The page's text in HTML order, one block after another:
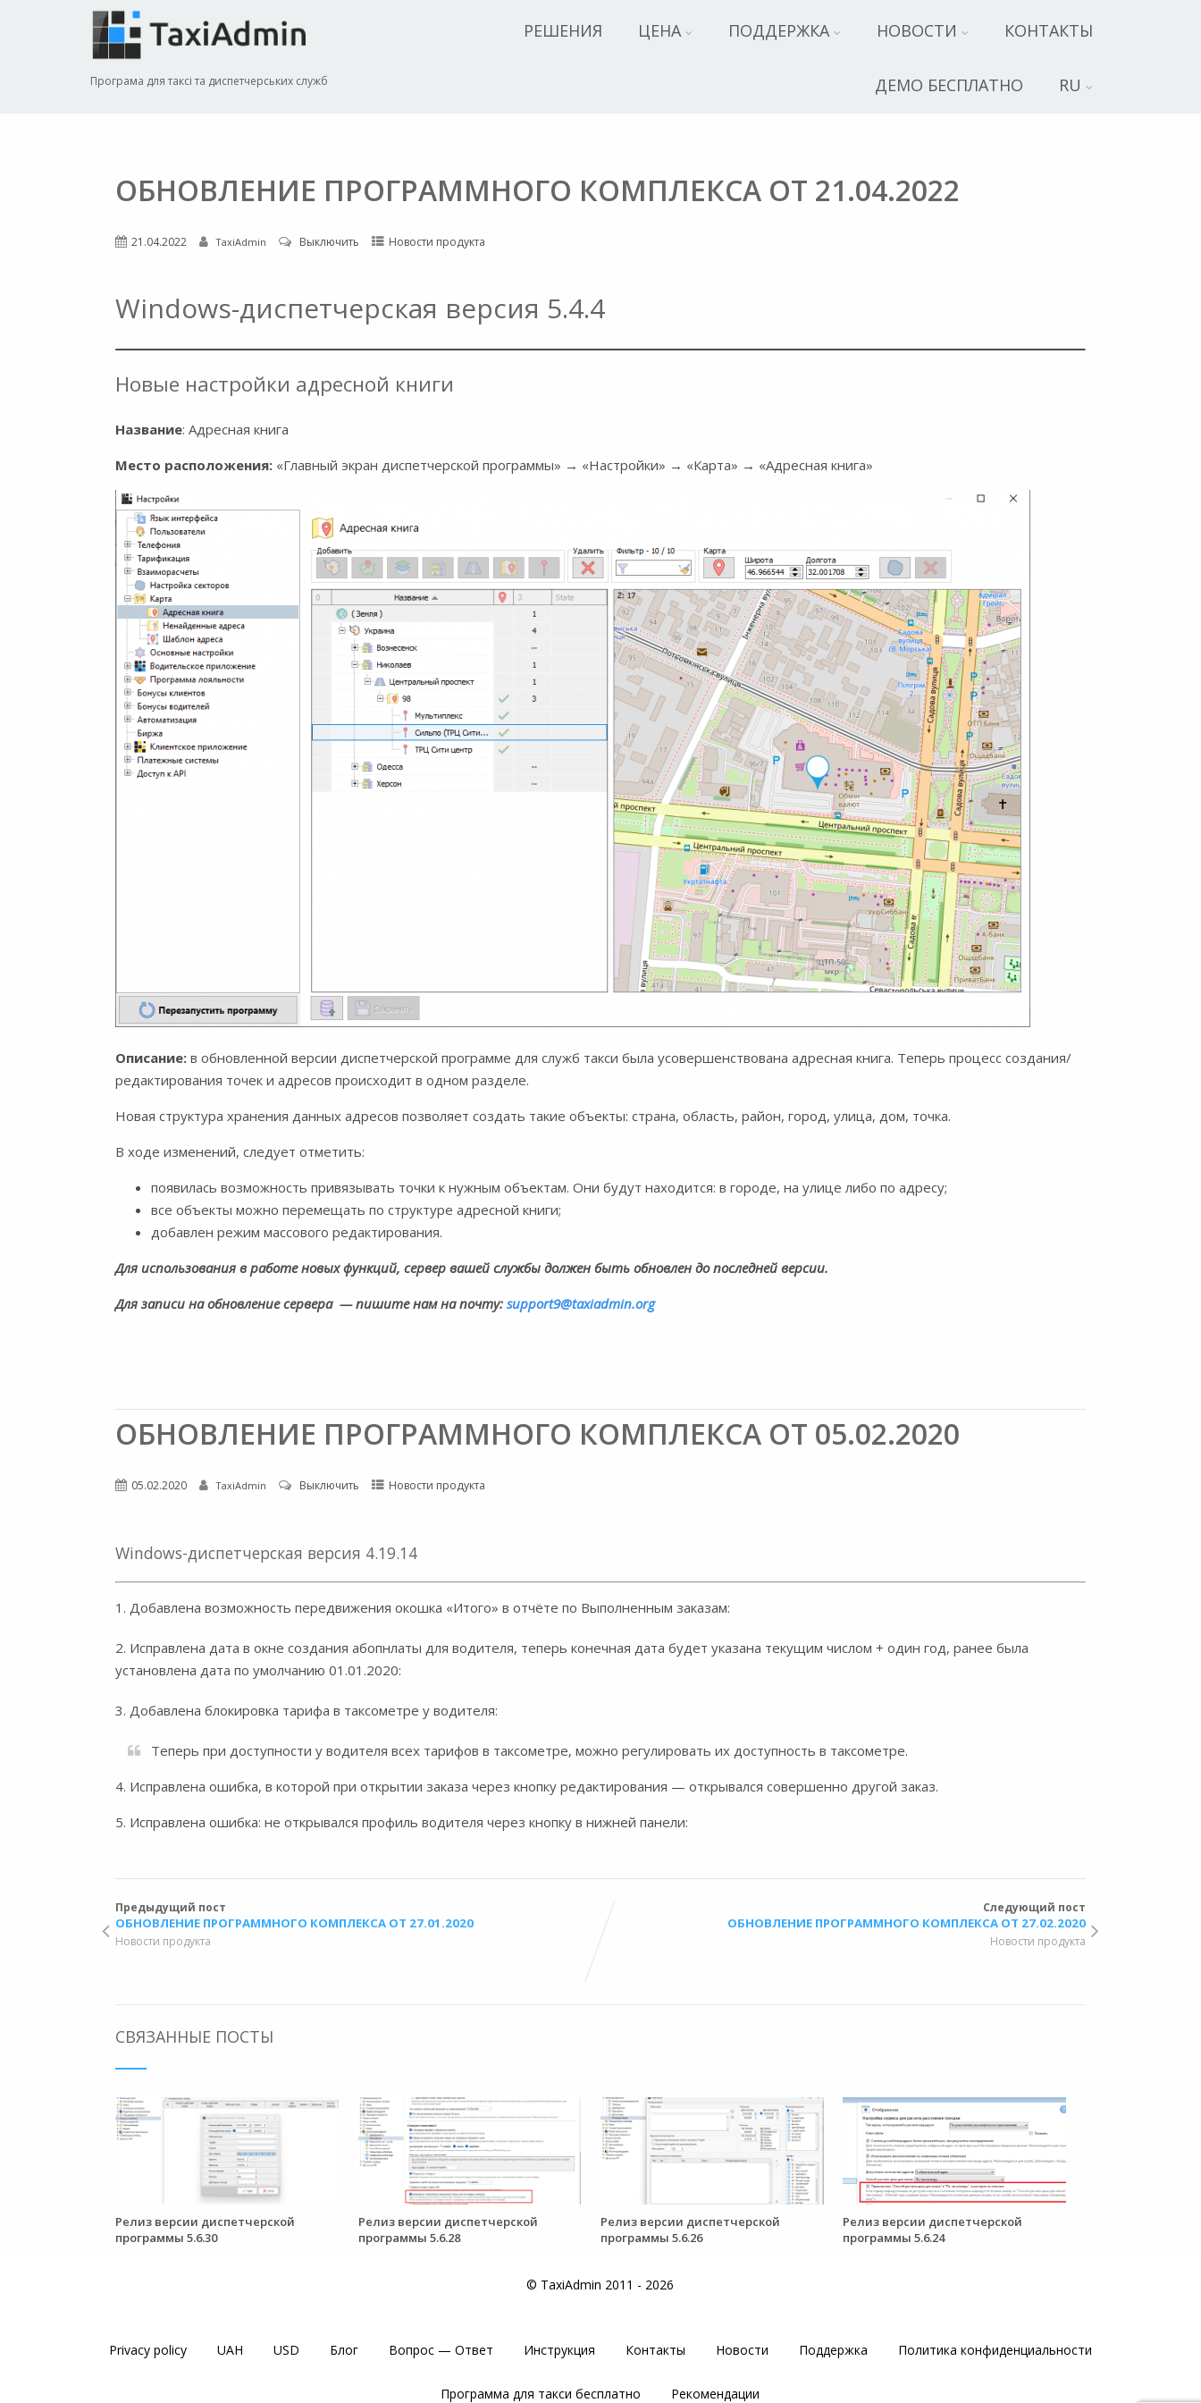
Програма для таксі та диспетчерських служб
РЕШЕНИЯ ЦЕНА ПОДДЕРЖКА НОВОСТИ КОНТАКТЫ
ДЕМО БЕСПЛАТНО RU
ОБНОВЛЕНИЕ ПРОГРАММНОГО КОМПЛЕКСА ОТ 21.04.2022
21.04.2022 TaxiAdmin Выключить Новости продукта
Windows-диспетчерская версия 5.4.4
Новые настройки адресной книги
Название: Адресная книга
Место расположения: «Главный экран диспетчерской программы» → «Настройки» → «Карта» → «Адресная книга»
Описание:в обновленной версии диспетчерской программе для служб такси была усовершенствована адресная книга. Теперь процесс создания/
редактирования точек и адресов происходит в одном разделе.
Новая структура хранения данных адресов позволяет создать такие объекты: страна, область, район, город, улица, дом, точка.
В ходе изменений, следует отметить:
появилась возможность привязывать точки к нужным объектам. Они будут находится: в городе, на улице либо по адресу;
все объекты можно перемещать по структуре адресной книги;
добавлен режим массового редактирования.
Для использования в работе новых функций, сервер вашей службы должен быть обновлен до последней версии.
Для записи на обновление сервера— пишите нам на почту:support9@taxiadmin.org
ОБНОВЛЕНИЕ ПРОГРАММНОГО КОМПЛЕКСА ОТ 05.02.2020
05.02.2020 TaxiAdmin Выключить Новости продукта
Windows-диспетчерская версия 4.19.14
1. Добавлена возможность передвижения окошка «Итого» в отчёте по Выполненным заказам:
2. Исправлена дата в окне создания абопнлаты для водителя, теперь конечная дата будет указана текущим числом + один год, ранее была
установлена дата по умолчанию 01.01.2020:
3. Добавлена блокировка тарифа в таксометре у водителя:
Теперь при доступности у водителя всех тарифов в таксометре, можно регулировать их доступность в таксометре.
4. Исправлена ошибка, в которой при открытии заказа через кнопку редактирования — открывался совершенно другой заказ.
5. Исправлена ошибка: не открывался профиль водителя через кнопку в нижней панели:
Предыдущий пост
ОБНОВЛЕНИЕ ПРОГРАММНОГО КОМПЛЕКСА ОТ 27.01.2020
Новости продукта
Следующий пост
ОБНОВЛЕНИЕ ПРОГРАММНОГО КОМПЛЕКСА ОТ 27.02.2020
Новости продукта
СВЯЗАННЫЕ ПОСТЫ
Релиз версии диспетчерской
программы 5.6.30
Релиз версии диспетчерской
программы 5.6.28
Релиз версии диспетчерской
программы 5.6.26
Релиз версии диспетчерской
программы 5.6.24
© TaxiAdmin 2011 - 2026
Privacy policy UAH USD Блог Вопрос — Ответ Инструкция Контакты Новости Поддержка Политика конфиденциальности
Программа для такси бесплатно Рекомендации